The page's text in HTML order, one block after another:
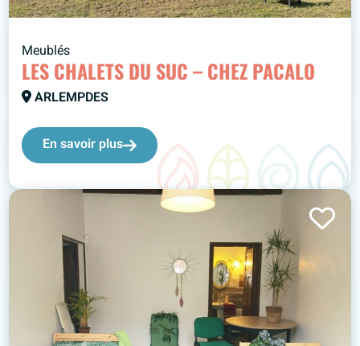
Meublés
LES CHALETS DU SUC – CHEZ PACALO
ARLEMPDES
En savoir plus